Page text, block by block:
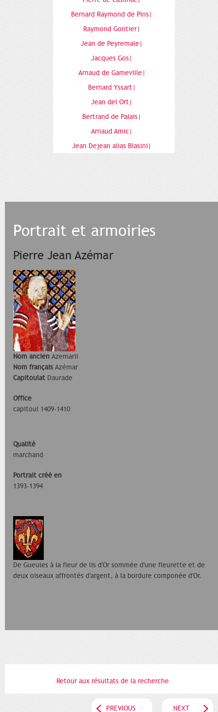
Bernard Raymond de Pins|
Raymond Gontier|
Jean de Peyremale|
Jacques Gos|
Arnaud de Gameville|
Bernard Yssart|
Jean del Ort|
Bertrand de Palais|
Arnaud Amic|
Jean Dejean alias Blasini|
Portrait et armoiries
Pierre Jean Azémar
Nom ancien Azemarii
Nom français Azémar
Capitoulat Daurade
Office
capitoul 1409-1410
Qualité
marchand
Portrait créé en
1393-1394
De Gueules à la fleur de lis d'Or sommée d'une fleurette et de
deux oiseaux affrontés d'argent, à la bordure componée d'Or.
Retour aux résultats de la recherche
PREVIOUS NEXT